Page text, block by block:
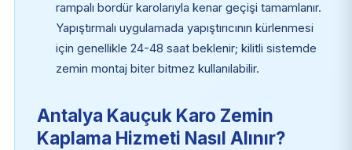
rampalı bordür karolarıyla kenar geçişi tamamlanır.
Yapıştırmalı uygulamada yapıştırıcının kürlenmesi
için genellikle 24-48 saat beklenir; kilitli sistemde
zemin montaj biter bitmez kullanılabilir.
Antalya Kauçuk Karo Zemin
Kaplama Hizmeti Nasıl Alınır?